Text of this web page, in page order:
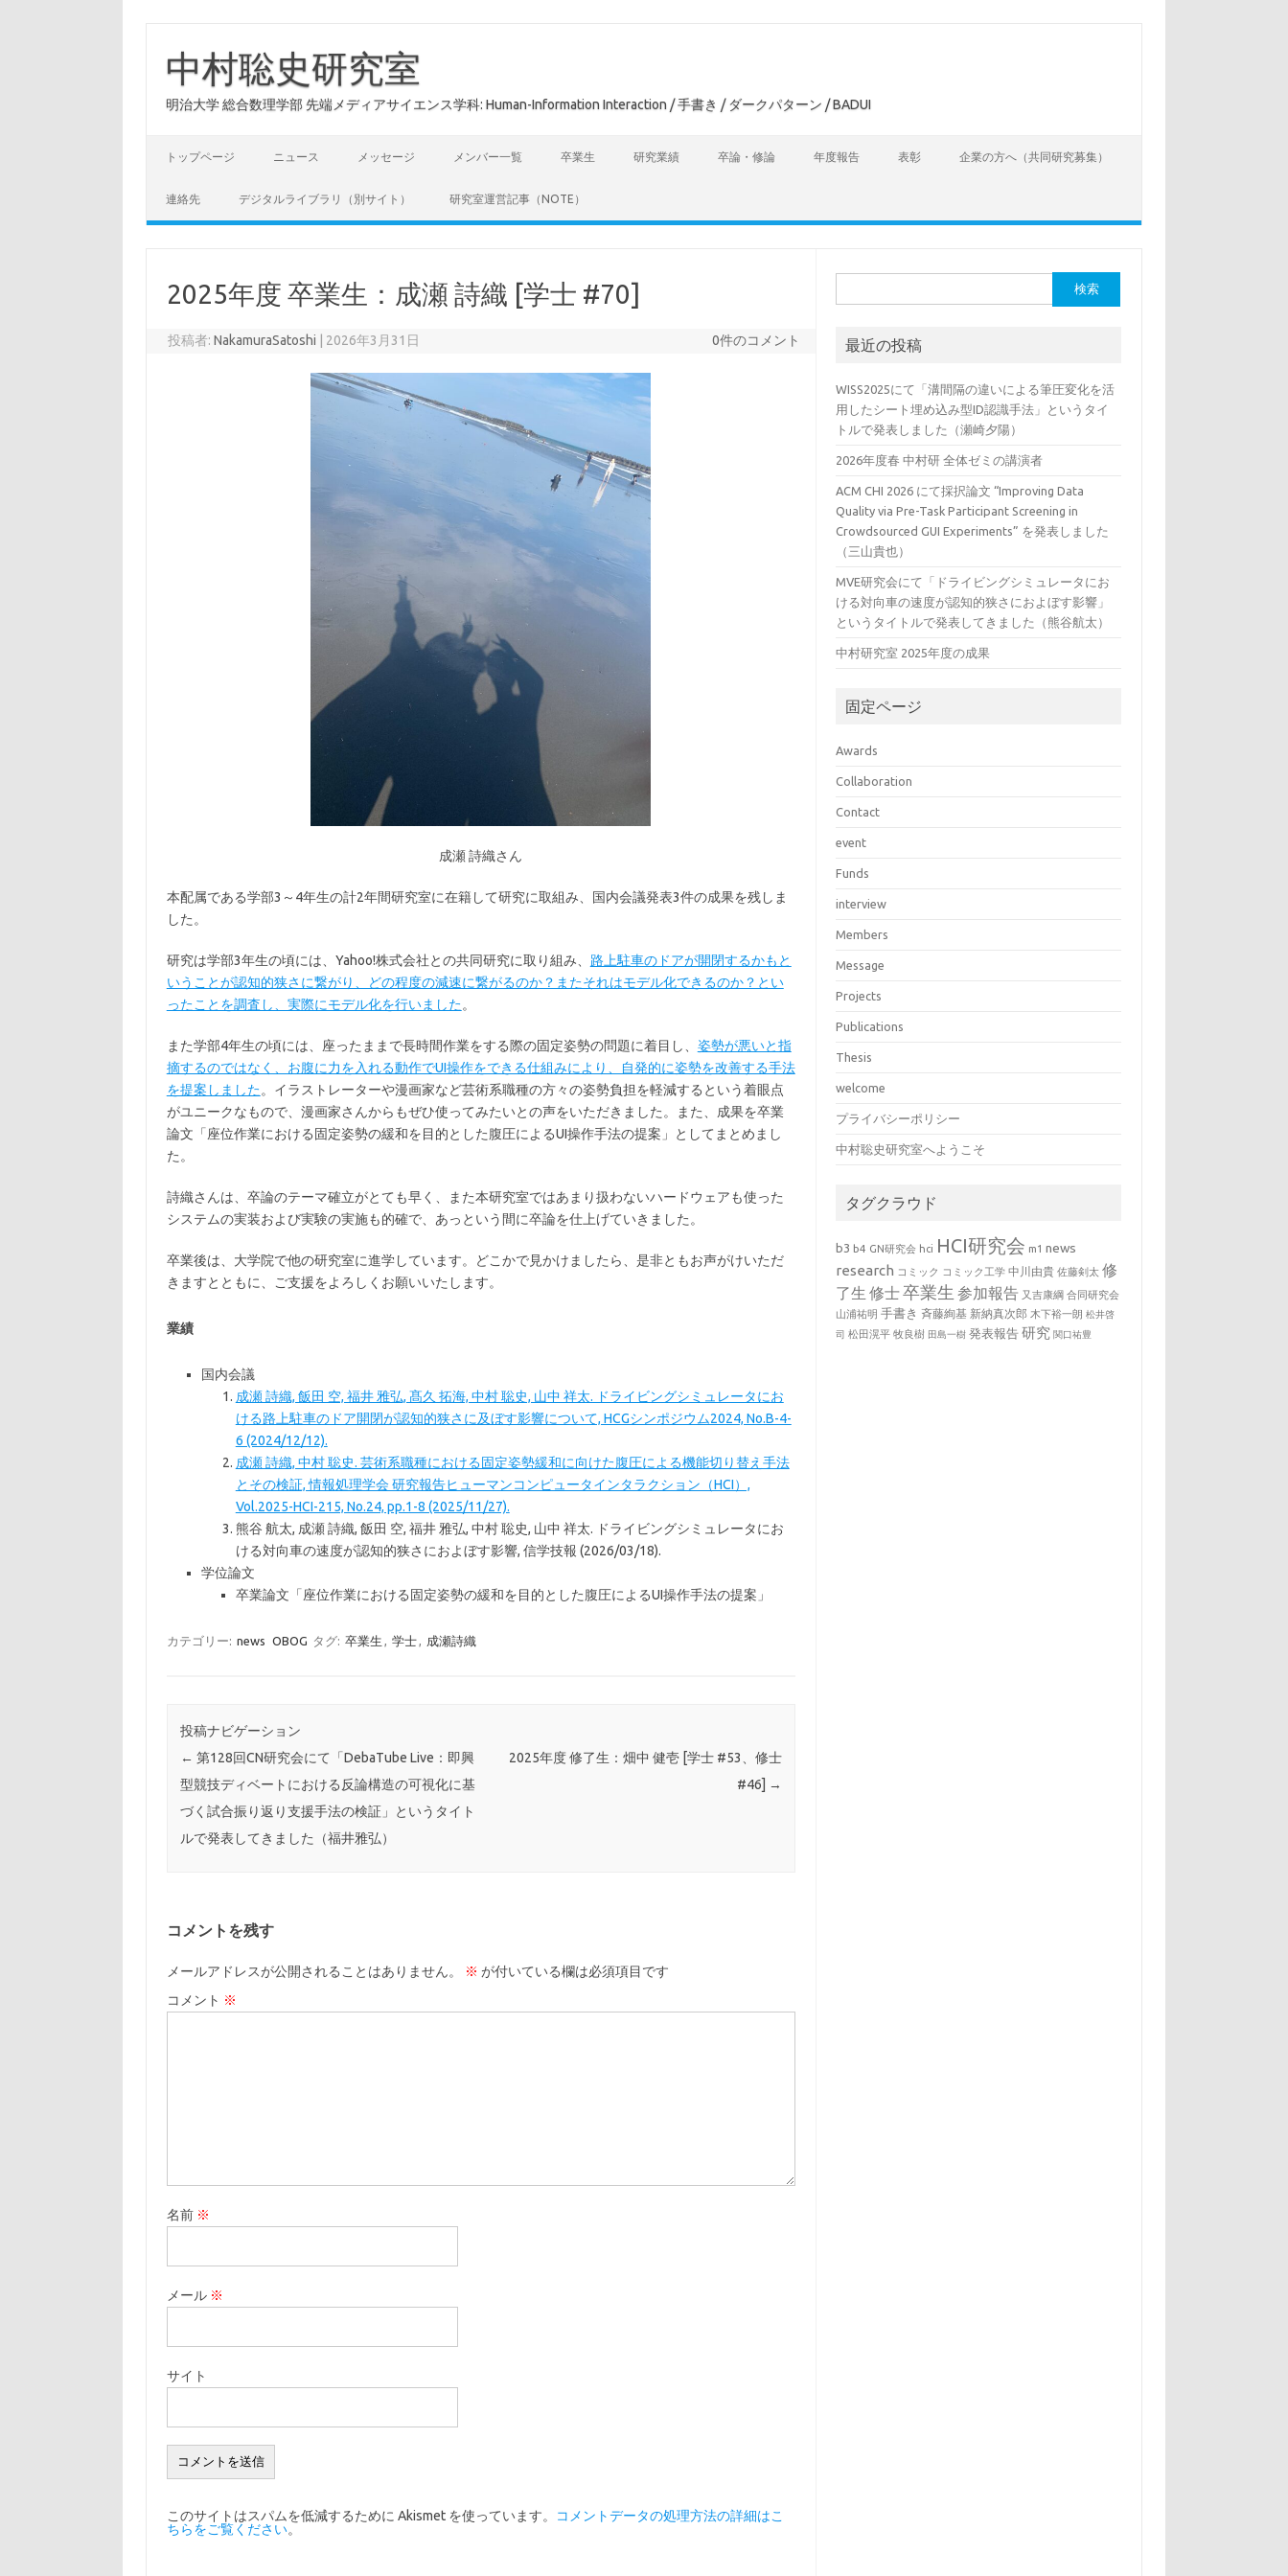
中村聡史研究室
明治大学 総合数理学部 先端メディアサイエンス学科: Human-Information Interaction / 手書き / ダークパターン / BADUI
トップページ ニュース メッセージ メンバー一覧 卒業生 研究業績 卒論・修論 年度報告 表彰 企業の方へ（共同研究募集）
連絡先 デジタルライブラリ（別サイト） 研究室運営記事（NOTE）
2025年度 卒業生：成瀬 詩織 [学士 #70]
投稿者:NakamuraSatoshi 2026年3月31日 0件のコメント
成瀬 詩織さん
本配属である学部3～4年生の計2年間研究室に在籍して研究に取組み、国内会議発表3件の成果を残しま
した。
研究は学部3年生の頃には、Yahoo!株式会社との共同研究に取り組み、 路上駐車のドアが開閉するかもと
いうことが認知的狭さに繋がり、どの程度の減速に繋がるのか？またそれはモデル化できるのか？とい
ったことを調査し、実際にモデル化を行いました。
また学部4年生の頃には、座ったままで長時間作業をする際の固定姿勢の問題に着目し、 姿勢が悪いと指
摘するのではなく、お腹に力を入れる動作でUI操作をできる仕組みにより、自発的に姿勢を改善する手法
を提案しました。イラストレーターや漫画家など芸術系職種の方々の姿勢負担を軽減するという着眼点
がユニークなもので、漫画家さんからもぜひ使ってみたいとの声をいただきました。また、成果を卒業
論文「座位作業における固定姿勢の緩和を目的とした腹圧によるUI操作手法の提案」としてまとめまし
た。
詩織さんは、卒論のテーマ確立がとても早く、また本研究室ではあまり扱わないハードウェアも使った
システムの実装および実験の実施も的確で、あっという間に卒論を仕上げていきました。
卒業後は、大学院で他の研究室に進学しています。どこかで見かけましたら、是非ともお声がけいただ
きますとともに、ご支援をよろしくお願いいたします。
業績
国内会議
成瀬 詩織, 飯田 空, 福井 雅弘, 髙久 拓海, 中村 聡史, 山中 祥太. ドライビングシミュレータにお
ける路上駐車のドア開閉が認知的狭さに及ぼす影響について, HCGシンポジウム2024, No.B-4-
6 (2024/12/12).
成瀬 詩織, 中村 聡史. 芸術系職種における固定姿勢緩和に向けた腹圧による機能切り替え手法
とその検証, 情報処理学会 研究報告ヒューマンコンピュータインタラクション（HCI）,
Vol.2025-HCI-215, No.24, pp.1-8 (2025/11/27).
熊谷 航太, 成瀬 詩織, 飯田 空, 福井 雅弘, 中村 聡史, 山中 祥太. ドライビングシミュレータにお
ける対向車の速度が認知的狭さにおよぼす影響, 信学技報 (2026/03/18).
学位論文
卒業論文「座位作業における固定姿勢の緩和を目的とした腹圧によるUI操作手法の提案」
カテゴリー: news OBOG タグ: 卒業生 , 学士, 成瀬詩織
投稿ナビゲーション
← 第128回CN研究会にて「DebaTube Live：即興
型競技ディベートにおける反論構造の可視化に基
づく試合振り返り支援手法の検証」というタイト
ルで発表してきました（福井雅弘）
2025年度 修了生：畑中 健壱 [学士 #53、修士
#46] →
コメントを残す
メールアドレスが公開されることはありません。 ※ が付いている欄は必須項目です
コメント ※
名前 ※
メール ※
サイト
このサイトはスパムを低減するために Akismet を使っています。
コメントデータの処理方法の詳細はこ
ちらをご覧ください。
索:
最近の投稿
WISS2025にて「溝間隔の違いによる筆圧変化を活
用したシート埋め込み型ID認識手法」というタイ
トルで発表しました（瀬崎夕陽）
2026年度春 中村研 全体ゼミの講演者
ACM CHI 2026 にて採択論文 “Improving Data
Quality via Pre-Task Participant Screening in
Crowdsourced GUI Experiments” を発表しました
（三山貴也）
MVE研究会にて「ドライビングシミュレータにお
ける対向車の速度が認知的狭さにおよぼす影響」
というタイトルで発表してきました（熊谷航太）
中村研究室 2025年度の成果
固定ページ
Awards
Collaboration
Contact
event
Funds
interview
Members
Message
Projects
Publications
Thesis
welcome
プライバシーポリシー
中村聡史研究室へようこそ
タグクラウド
b3 b4 GN研究会 hci HCI研究会 m1 news
research コミック コミック工学 中川由貴 佐藤剣太 修
了生 修士卒業生 参加報告 又吉康綱 合同研究会
山浦祐明 手書き 斉藤絢基 新納真次郎 木下裕一朗 松井啓
司 松田滉平 牧良樹 田島一樹 発表報告 研究 関口祐豊